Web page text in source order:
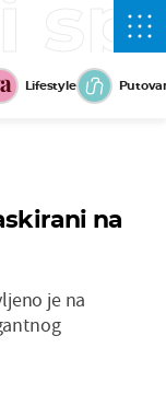
Lifestyle
na
je na